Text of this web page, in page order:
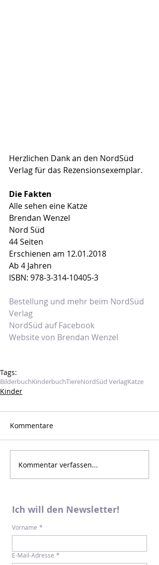
Herzlichen Dank an den NordSüd
Verlag für das Rezensionsexemplar.
Die Fakten
Alle sehen eine Katze
Brendan Wenzel
Nord Süd
44 Seiten
Erschienen am 12.01.2018
Ab 4 Jahren
ISBN: 978-3-314-10405-3
Bestellung und mehr beim NordSüd
Verlag
NordSüd auf Facebook
Website von Brendan Wenzel
Tags:
BilderbuchKinderbuchTiereNordSüd VerlagKatze
Kinder
Kommentare
Kommentar verfassen...
Ich will den Newsletter!
Vorname *
E-Mail-Adresse *